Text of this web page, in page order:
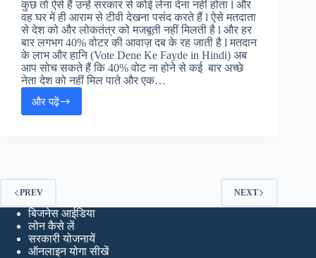
कुछ तो ऐसे हैं उन्हें सरकार से कोई लेना देना नहीं होता l और
वह घर में ही आराम से टीवी देखना पसंद करते हैं l ऐसे मतदाता
से देश को और लोकतंत्र को मजबूती नहीं मिलती है l और हर
बार लगभग 40% वोटर की आवाज़ दब के रह जाती है l मतदान
के लाभ और हानि (Vote Dene Ke Fayde in Hindi) अब
आप सोच सकते हैं कि 40% वोट ना होने से कई बार अच्छे
नेता देश को नहीं मिल पाते और एक…
और पढ़ेंमतदान
Ke
Fayde
PREV NEXT
बिजनेस आईडिया
लोन कैसे लें
सरकारी योजनायें
ऑनलाइन योगा सीखें